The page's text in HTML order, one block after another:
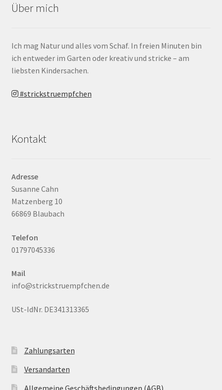
Über mich
Ich mag Natur und alles vom Schaf. In freien Minuten bin
ich entweder im Garten oder kreativ und stricke – am
liebsten Kindersachen.
#strickstruempfchen
Kontakt
Adresse
Susanne Cahn
Matzenberg 10
66869 Blaubach
Telefon
01797045336
Mail
info@strickstruempfchen.de
USt-IdNr. DE341313365
Zahlungsarten
Versandarten